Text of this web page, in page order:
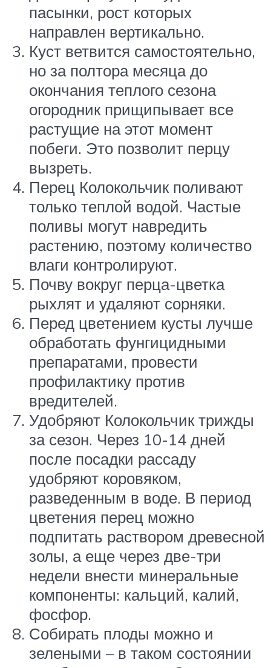
пасынки, рост которых
направлен вертикально.
Куст ветвится самостоятельно,
но за полтора месяца до
окончания теплого сезона
огородник прищипывает все
растущие на этот момент
побеги. Это позволит перцу
вызреть.
Перец Колокольчик поливают
только теплой водой. Частые
поливы могут навредить
растению, поэтому количество
влаги контролируют.
Почву вокруг перца-цветка
рыхлят и удаляют сорняки.
Перед цветением кусты лучше
обработать фунгицидными
препаратами, провести
профилактику против
вредителей.
Удобряют Колокольчик трижды
за сезон. Через 10-14 дней
после посадки рассаду
удобряют коровяком,
разведенным в воде. В период
цветения перец можно
подпитать раствором древесной
золы, а еще через две-три
недели внести минеральные
компоненты: кальций, калий,
фосфор.
Собирать плоды можно и
зелеными – в таком состоянии